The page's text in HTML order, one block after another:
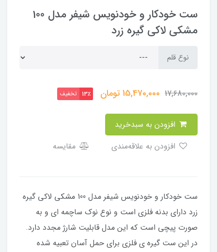
ست خودکار و خودنویس شیفر مدل 100
مشکی لاکی گیره زرد
نوع قلم
17,680,000
15,470,000تومان 13٪ تخفیف
مقایسه
ست خودکار و خودنویس شیفر مدل 100 مشکی لاکی گیره
زرد دارای بدنه فلزی است و نوع نوک ساچمه ای و به
صورت پیچی است که این مدل قابلیت شارژ مجدد دارد.
در این ست گیره ی فلزی برای حمل آسان تعبیه شده